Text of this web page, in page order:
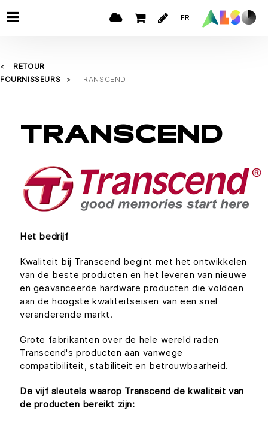
FR
RETOUR
FOURNISSEURS
TRANSCEND
TRANSCEND
Het bedrijf
Kwaliteit bij Transcend begint met het ontwikkelen
van de beste producten en het leveren van nieuwe
en geavanceerde hardware producten die voldoen
aan de hoogste kwaliteitseisen van een snel
veranderende markt.
Grote fabrikanten over de hele wereld raden
Transcend's producten aan vanwege
compatibiliteit, stabiliteit en betrouwbaarheid.
De vijf sleutels waarop Transcend de kwaliteit van
de producten bereikt zijn: